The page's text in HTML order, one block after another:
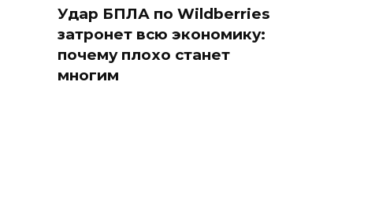
Удар БПЛА по Wildberries
затронет всю экономику:
почему плохо станет
многим